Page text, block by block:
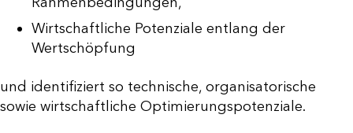
Wirtschaftliche Potenziale entlang der
Wertschöpfung
und identifiziert so technische, organisatorische
sowie wirtschaftliche Optimierungspotenziale.